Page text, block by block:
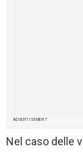
ADVERTISEMENT
Nel caso delle